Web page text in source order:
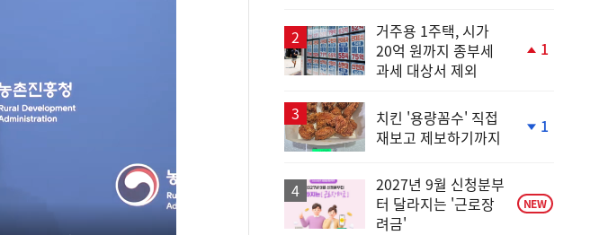
거주용 1주택, 시가
20억 원까지 종부세
과세 대상서 제외
1
치킨 '용량꼼수' 직접
재보고 제보하기까지
1
2027년 9월 신청분부
터 달라지는 '근로장
려금'
NEW